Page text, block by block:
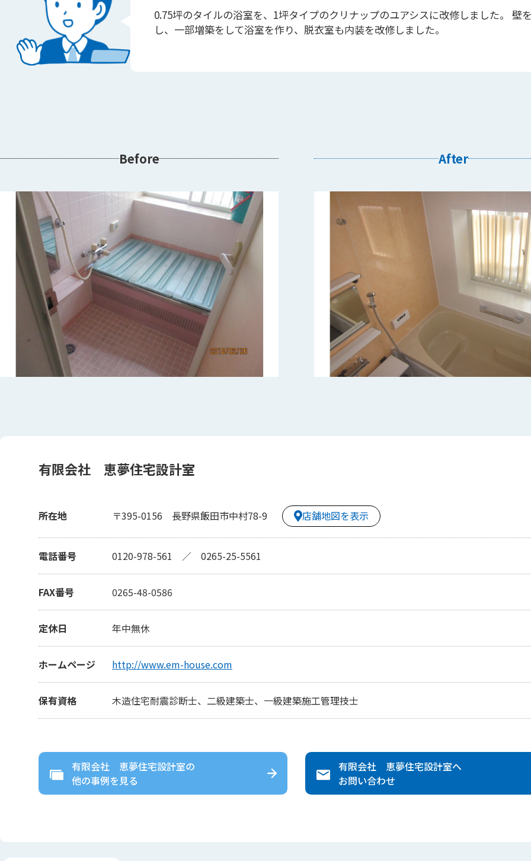
0.75坪のタイルの浴室を、1坪タイプのクリナップのユアシスに改修しました。 壁
し、一部増築をして浴室を作り、脱衣室も内装を改修しました。
Before After
有限会社 恵夢住宅設計室
所在地 〒395-0156 長野県飯田市中村78-9 店舗地図を表示
電話番号 0120-978-561 ／ 0265-25-5561
FAX番号 0265-48-0586
定休日 年中無休
ホームページ http://www.em-house.com
保有資格 木造住宅耐震診断士、二級建築士、一級建築施工管理技士
有限会社 恵夢住宅設計室の
他の事例を見る
有限会社 恵夢住宅設計室へ
お問い合わせ